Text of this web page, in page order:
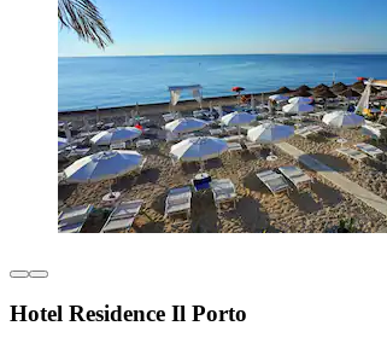
Hotel Residence Il Porto